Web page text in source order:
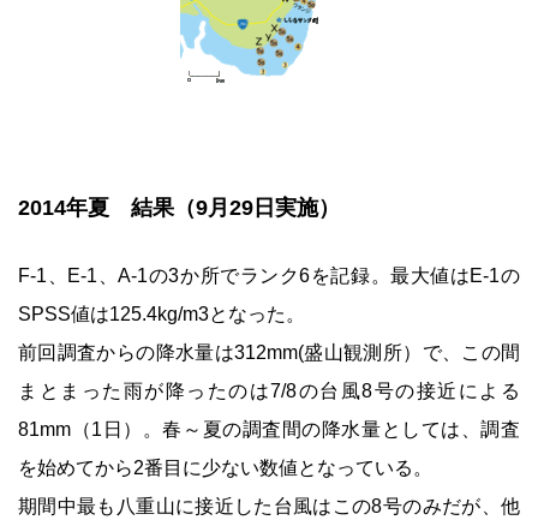
2014年夏 結果（9月29日実施）
F-1、E-1、A-1の3か所でランク6を記録。最大値はE-1の
SPSS値は125.4kg/m3となった。
前回調査からの降水量は312mm(盛山観測所）で、この間
まとまった雨が降ったのは7/8の台風8号の接近による
81mm（1日）。春～夏の調査間の降水量としては、調査
を始めてから2番目に少ない数値となっている。
期間中最も八重山に接近した台風はこの8号のみだが、他